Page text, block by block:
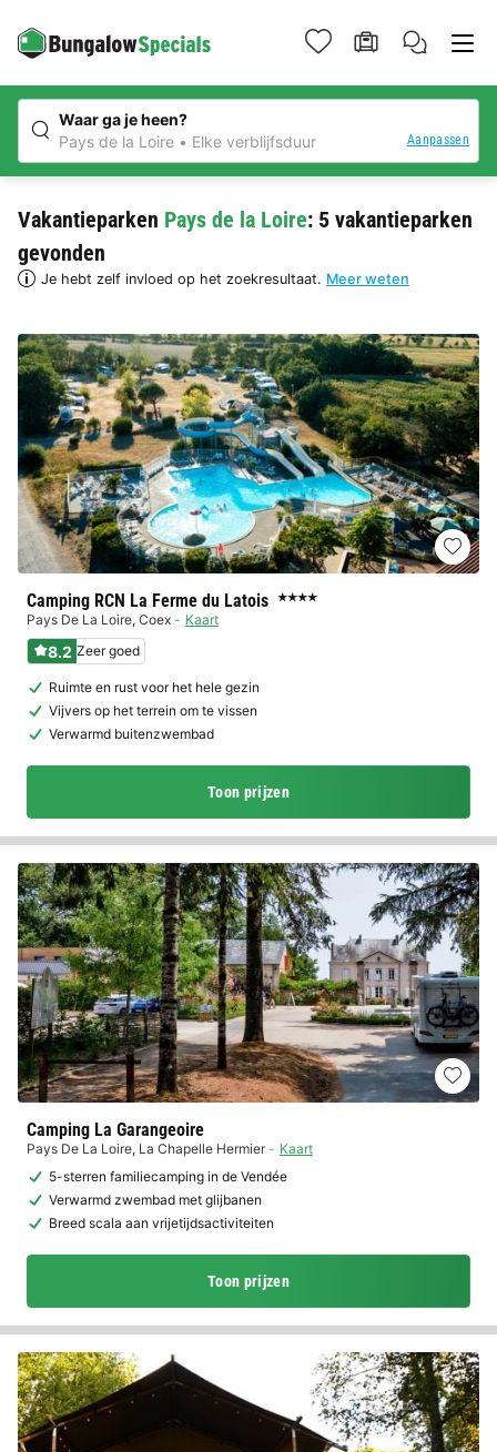
Waar ga je heen?
Pays de la Loire
Elke verblijfsduur Aanpassen
Vakantieparken Pays de la Loire: 5 vakantieparken
gevonden
Je hebt zelf invloed op het zoekresultaat. Meer weten
Camping RCN La Ferme du Latois ★★★★
Pays De La Loire, Coex Kaart
8.2 Zeer goed
Ruimte en rust voor het hele gezin
Vijvers op het terrein om te vissen
Verwarmd buitenzwembad
Toon prijzen
Camping La Garangeoire
Pays De La Loire, La Chapelle Hermier
Kaart
5-sterren familiecamping in de Vendée
Verwarmd zwembad met glijbanen
Breed scala aan vrijetijdsactiviteiten
Toon prijzen